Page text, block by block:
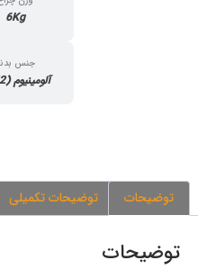
6Kg
جنس بدنه
آلومینیوم (LM2)
توضیحات توضیحات تکمیلی
توضیحات